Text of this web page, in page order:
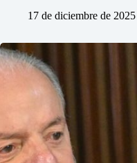
17 de diciembre de 2025